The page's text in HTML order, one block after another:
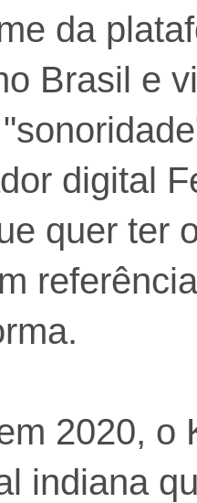
da
Brasil e
digital
quer ter
2020, o
indiana